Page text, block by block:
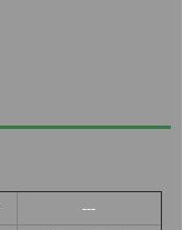
---